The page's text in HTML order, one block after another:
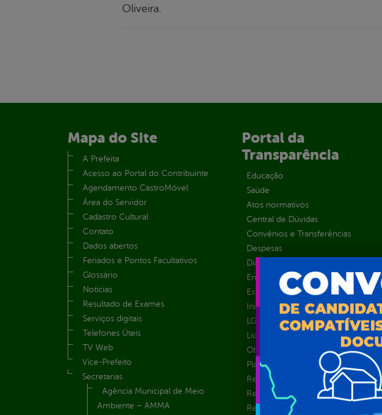
Oliveira.
Mapa do Site
A Prefeita
Acesso ao Portal do Contribuinte
Agendamento CastroMóvel
Área do Servidor
Cadastro Cultural
Contato
Dados abertos
Feriados e Pontos Facultativos
Glossário
Notícias
Resultado de Exames
Serviços digitais
Telefones Úteis
TV Web
Vice-Prefeito
Secretarias
Agência Municipal de Meio
Ambiente – AMMA
Portal da
Transparência
Educação
Saúde
Atos normativos
Central de Dúvidas
Convênios e Transferências
Despesas
Diárias
Emendas parlamentares
Estrutura Organizacional
Inicio
LGPD e Governo Digital
Licitações e Contratos
Obras Públicas
Planejamento e Prestação de Contas
Receitas
Recursos Humanos
Renúncias de Receitas